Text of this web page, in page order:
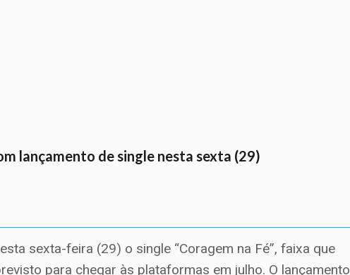
lançamento de single nesta sexta (29)
sexta-feira (29) o single “Coragem na Fé”, faixa que
para chegar às plataformas em julho. O lançamento